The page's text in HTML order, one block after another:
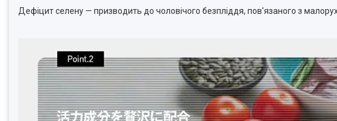
Дефіцит селену — призводить до чоловічого безпліддя, пов'язаного з